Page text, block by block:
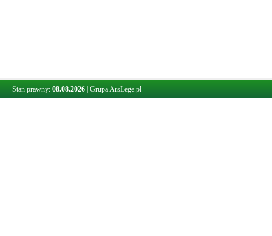
Stan prawny: 08.08.2026 Grupa ArsLege.pl